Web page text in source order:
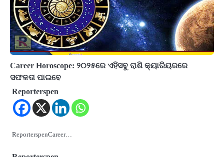
Career Horoscope: ୨୦୨୫ରେ ଏହିସବୁ ରାଶି କ୍ୟାରିୟରରେ
ସଫଳତା ପାଇବେ
Reporterspen
ReporterspenCareer…